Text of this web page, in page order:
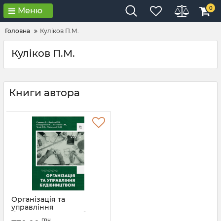
Меню 0
Головна Куліков П.М.
Куліков П.М.
Книги автора
Організація та
управління
будівництвом: посібник.